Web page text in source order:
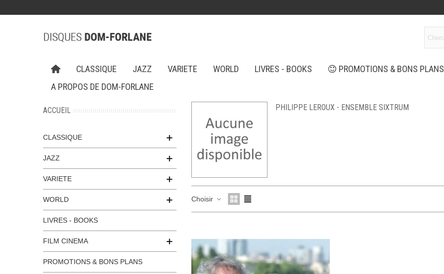
CLASSIQUE JAZZ VARIETE WORLD LIVRES - BOOKS PROMOTIONS & BONS PLANS
A PROPOS DE DOM-FORLANE
ACCUEIL
CLASSIQUE
JAZZ
VARIETE
WORLD
LIVRES - BOOKS
FILM CINEMA
PROMOTIONS & BONS PLANS
PHILIPPE LEROUX - ENSEMBLE SIXTRUM
Choisir